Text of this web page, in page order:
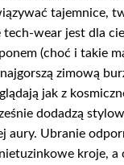
tajemnice,
tech-wear jest dla
(choć i takie
zimową
jak z
dodadzą
aury. Ubranie
kroje, a